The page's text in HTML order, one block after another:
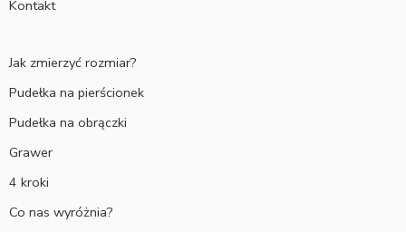
Kontakt
Jak zmierzyć rozmiar?
Pudełka na pierścionek
Pudełka na obrączki
Grawer
4 kroki
Co nas wyróżnia?